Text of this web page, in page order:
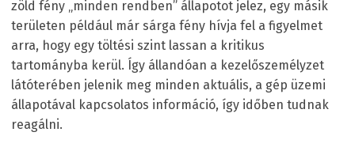
zöld fény „minden rendben” állapotot jelez, egy másik
területen például már sárga fény hívja fel a figyelmet
arra, hogy egy töltési szint lassan a kritikus
tartományba kerül. Így állandóan a kezelőszemélyzet
látóterében jelenik meg minden aktuális, a gép üzemi
állapotával kapcsolatos információ, így időben tudnak
reagálni.